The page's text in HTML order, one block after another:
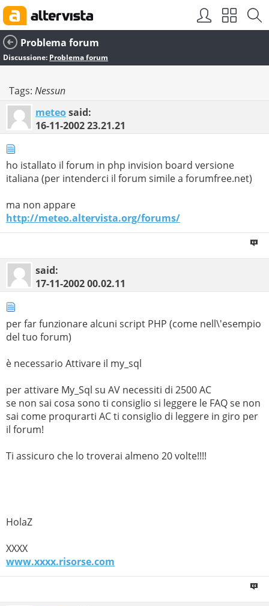
Problema forum
Discussione: Problema forum
Tags: Nessun
meteosaid:
16-11-200223.21.21
ho istallato il forum in php invision board versione
italiana (per intenderci il forum simile a forumfree.net)
ma non appare
http://meteo.altervista.org/forums/
said:
17-11-200200.02.11
per far funzionare alcuni script PHP (come nell\'esempio
del tuo forum)
è necessario Attivare il my_sql
per attivare My_Sql su AV necessiti di 2500 AC
se non sai cosa sono ti consiglio si leggere le FAQ se non
sai come proqurarti AC ti consiglio di leggere in giro per
il forum!
Ti assicuro che lo troverai almeno 20 volte!!!!
HolaZ
XXXX
www.xxxx.risorse.com